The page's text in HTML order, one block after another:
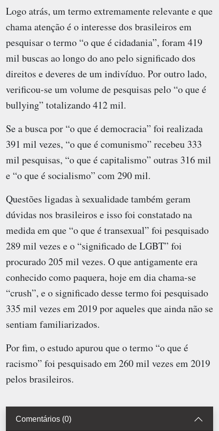
Logo atrás, um termo extremamente relevante e que
chama atenção é o interesse dos brasileiros em
pesquisar o termo “o que é cidadania”, foram 419
mil buscas ao longo do ano pelo significado dos
direitos e deveres de um indivíduo. Por outro lado,
verificou-se um volume de pesquisas pelo “o que é
bullying” totalizando 412 mil.
Se a busca por “o que é democracia” foi realizada
391 mil vezes, “o que é comunismo” recebeu 333
mil pesquisas, “o que é capitalismo” outras 316 mil
e “o que é socialismo” com 290 mil.
Questões ligadas à sexualidade também geram
dúvidas nos brasileiros e isso foi constatado na
medida em que “o que é transexual” foi pesquisado
289 mil vezes e o “significado de LGBT” foi
procurado 205 mil vezes. O que antigamente era
conhecido como paquera, hoje em dia chama-se
“crush”, e o significado desse termo foi pesquisado
335 mil vezes em 2019 por aqueles que ainda não se
sentiam familiarizados.
Por fim, o estudo apurou que o termo “o que é
racismo” foi pesquisado em 260 mil vezes em 2019
pelos brasileiros.
Comentários (0)